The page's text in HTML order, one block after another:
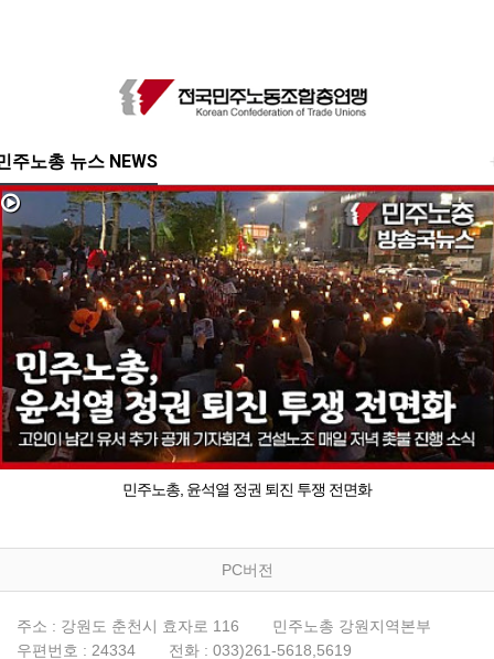
주노총 뉴스 NEWS
민주노총, 윤석열 정권 퇴진 투쟁 전면화
PC버전
주소 : 강원도 춘천시 효자로 116
민주노총 강원지역본부
우편번호 : 24334
전화 : 033)261-5618,5619